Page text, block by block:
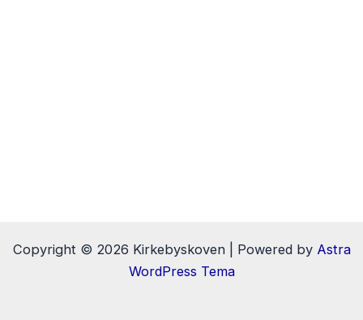
Copyright © 2026 Kirkebyskoven | Powered by Astra
WordPress Tema